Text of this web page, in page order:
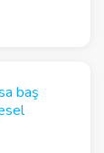
baş